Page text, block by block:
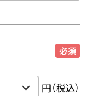
必須
円（税込）